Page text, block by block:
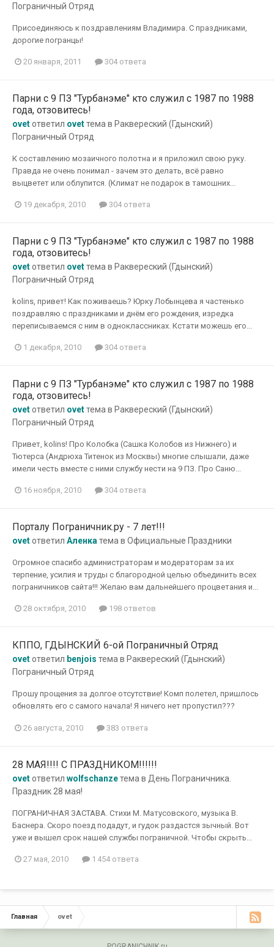
Пограничный Отряд
Присоединяюсь к поздравлениям Владимира. С праздниками,
дорогие погранцы!
20 января, 2011 304 ответа
Парни с 9 ПЗ "Турбанэме" кто служил с 1987 по 1988
года, отзовитесь!
ovetответил ovetтема в Раквереский (Гдынский)
Пограничный Отряд
К составлению мозаичного полотна и я приложил свою руку.
Правда не очень понимал - зачем это делать, всё равно
выцветет или облупится. (Климат не подарок в тамошних...
19 декабря, 2010 304 ответа
Парни с 9 ПЗ "Турбанэме" кто служил с 1987 по 1988
года, отзовитесь!
ovetответил ovetтема в Раквереский (Гдынский)
Пограничный Отряд
kolins, привет! Как поживаешь? Юрку Лобынцева я частенько
поздравляю с праздниками и днём его рождения, изредка
переписываемся с ним в одноклассниках. Кстати можешь его...
1 декабря, 2010 304 ответа
Парни с 9 ПЗ "Турбанэме" кто служил с 1987 по 1988
года, отзовитесь!
ovetответил ovetтема в Раквереский (Гдынский)
Пограничный Отряд
Привет, kolins! Про Колобка (Сашка Колобов из Нижнего) и
Тютерса (Андрюха Титенок из Москвы) многие слышали, даже
имели честь вместе с ними службу нести на 9 ПЗ. Про Саню...
16 ноября, 2010 304 ответа
Порталу Пограничник.ру - 7 лет!!!
ovetответил Аленкатема в Официальные Праздники
Огромное спасибо администраторам и модераторам за их
терпение, усилия и труды с благородной целью объединить всех
пограничников сайта!!! Желаю вам дальнейшего процветания и...
28 октября, 2010 198 ответов
КППО, ГДЫНСКИЙ 6-ой Пограничный Отряд
ovetответил benjois тема в Раквереский (Гдынский)
Пограничный Отряд
Прошу прощения за долгое отсутствие! Комп полетел, пришлось
обновлять его с самого начала! Я ничего нет пропустил???
26 августа, 2010 383 ответа
28 МАЯ!!!! С ПРАЗДНИКОМ!!!!!!
ovetответил wolfschanzeтема в День Пограничника.
Праздник 28 мая!
ПОГРАНИЧНАЯ ЗАСТАВА. Стихи М. Матусовского, музыка В.
Баснера. Скоро поезд подадут, и гудок раздастся зычный. Вот
уже и вышел срок нашей службы пограничной. Чтобы скрыть...
27 мая, 2010 1 454 ответа
Главная ovet